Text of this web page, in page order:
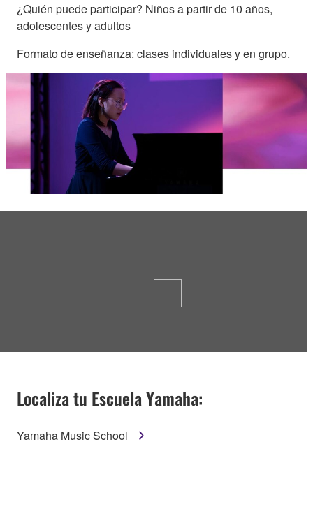
¿Quién puede participar? Niños a partir de 10 años,
adolescentes y adultos
Formato de enseñanza: clases individuales y en grupo.
Localiza tu Escuela Yamaha:
Yamaha Music School